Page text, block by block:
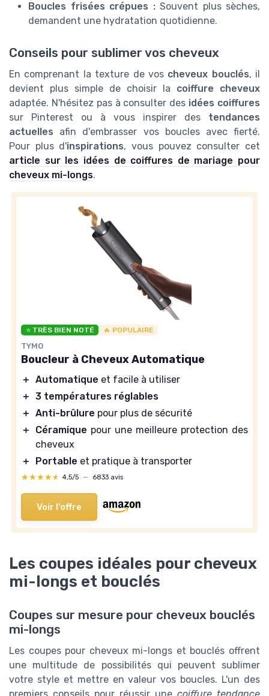
Boucles frisées crépues :Souvent plus sèches,
demandent une hydratation quotidienne.
Conseils pour sublimer vos cheveux
En comprenant la texture de vos cheveux bouclés, il
devient plus simple de choisir la coiffure cheveux
adaptée. N'hésitez pas à consulter des idées coiffures
sur Pinterest ou à vous inspirer des tendances
actuelles afin d'embrasser vos boucles avec fierté.
Pour plus d'inspirations, vous pouvez consulter cet
article sur les idées de coiffures de mariage pour
cheveux mi-longs.
⭐ TRÈS BIEN NOTÉ 🔥 POPULAIRE
TYMO
Boucleur à Cheveux Automatique
＋ Automatique et facile à utiliser
＋ 3 températures réglables
＋ Anti-brûlure pour plus de sécurité
＋
Céramique pour une meilleure protection des
cheveux
＋
Portable et pratique à transporter
★★★★★
★★★★★ 4,5/5 — 6833 avis
Voir l'offre
Les coupes idéales pour cheveux
mi-longs et bouclés
Coupes sur mesure pour cheveux bouclés
mi-longs
Les coupes pour cheveux mi-longs et bouclés offrent
une multitude de possibilités qui peuvent sublimer
votre style et mettre en valeur vos boucles. L'un des